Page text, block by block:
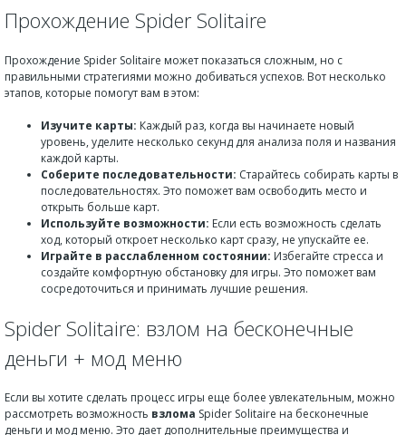
Прохождение Spider Solitaire
Прохождение Spider Solitaire может показаться сложным, но с
правильными стратегиями можно добиваться успехов. Вот несколько
этапов, которые помогут вам в этом:
Изучите карты: Каждый раз, когда вы начинаете новый
уровень, уделите несколько секунд для анализа поля и названия
каждой карты.
Соберите последовательности: Старайтесь собирать карты в
последовательностях. Это поможет вам освободить место и
открыть больше карт.
Используйте возможности: Если есть возможность сделать
ход, который откроет несколько карт сразу, не упускайте ее.
Играйте в расслабленном состоянии: Избегайте стресса и
создайте комфортную обстановку для игры. Это поможет вам
сосредоточиться и принимать лучшие решения.
Spider Solitaire: взлом на бесконечные
деньги + мод меню
Если вы хотите сделать процесс игры еще более увлекательным, можно
рассмотреть возможность взлома Spider Solitaire на бесконечные
деньги и мод меню. Это дает дополнительные преимущества и